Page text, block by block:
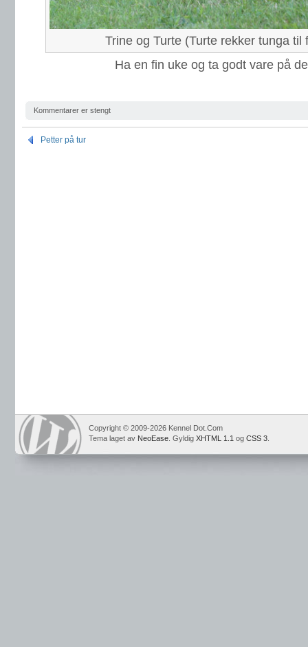
Trine og Turte (Turte rekker tunga til
Ha en fin uke og ta godt vare på
Kommentarer er stengt
Petter på tur
Copyright © 2009-2026 Kennel Dot.Com
Tema laget av NeoEase . Gyldig XHTML 1.1 og CSS 3